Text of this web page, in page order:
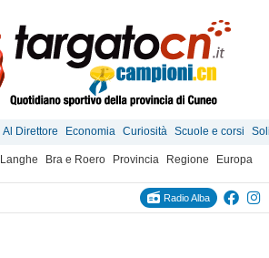
Al Direttore Economia Curiosità Scuole e corsi
Bra e Roero Provincia Regione Europa
Radio Alba